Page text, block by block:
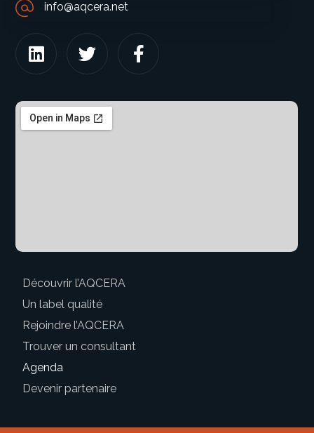
info@aqcera.net
Découvrir l’AQCERA
Un label qualité
Rejoindre l’AQCERA
Trouver un consultant
Agenda
Devenir partenaire